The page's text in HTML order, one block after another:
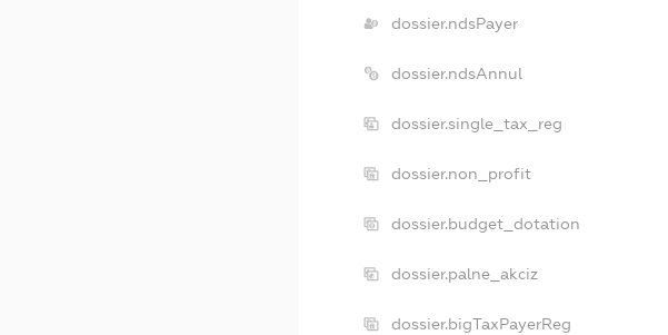
dossier.ndsPayer
dossier.ndsAnnul
dossier.single_tax_reg
dossier.non_profit
dossier.budget_dotation
dossier.palne_akciz
dossier.bigTaxPayerReg